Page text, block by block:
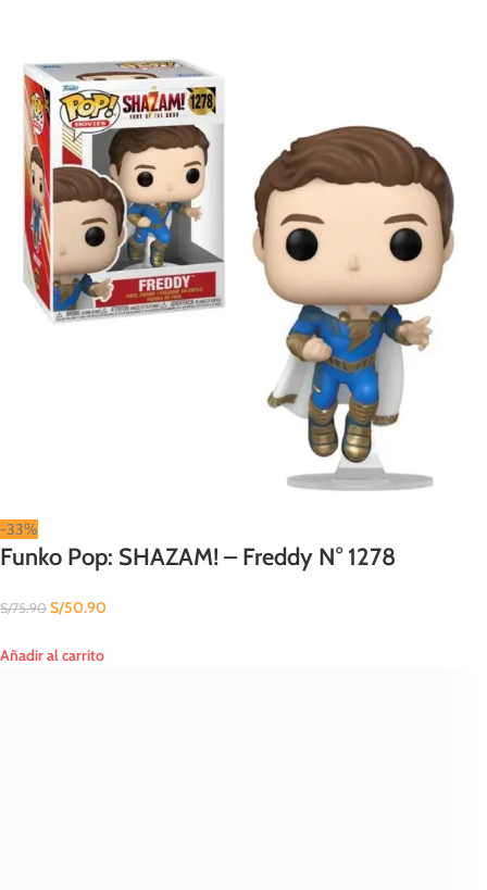
-33%
Funko Pop: SHAZAM! – Freddy N° 1278
S/75.90 S/50.90
Añadir al carrito